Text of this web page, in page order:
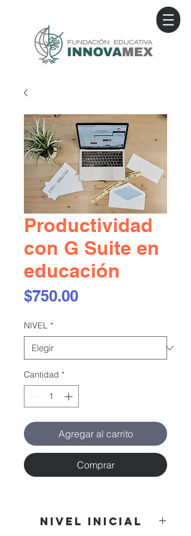
Productividad
con G Suite en
educación
$750.00Precio
NIVEL *
Cantidad *
Agregar al carrito
Comprar
NIVEL INICIAL